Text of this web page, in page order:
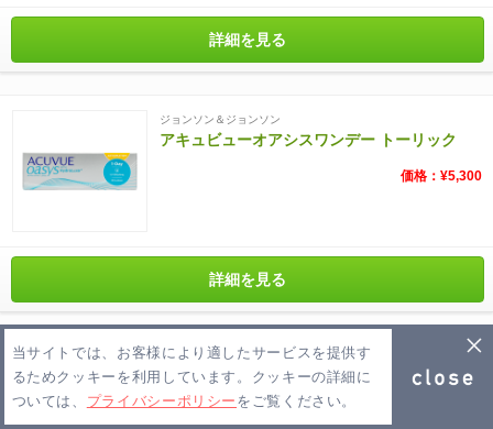
詳細を見る
ジョンソン＆ジョンソン
アキュビューオアシスワンデー トーリック
価格：¥5,300
詳細を見る
アルコン
デイリーズ トータルワン トーリック
当サイトでは、お客様により適したサービスを提供す
るためクッキーを利用しています。クッキーの詳細に
ついては、 プライバシーポリシー をご覧ください。